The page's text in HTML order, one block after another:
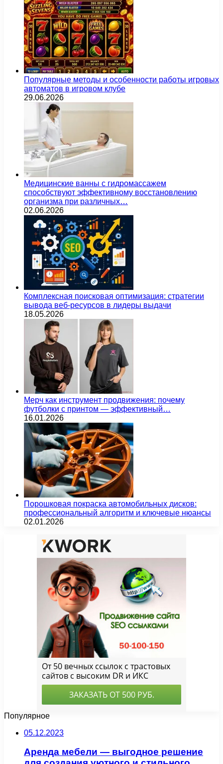
Популярные методы и особенности работы игровых
автоматов в игровом клубе
29.06.2026
Медицинские ванны с гидромассажем
способствуют эффективному восстановлению
организма при различных…
02.06.2026
Комплексная поисковая оптимизация: стратегии
вывода веб-ресурсов в лидеры выдачи
18.05.2026
Мерч как инструмент продвижения: почему
футболки с принтом — эффективный…
16.01.2026
Порошковая покраска автомобильных дисков:
профессиональный алгоритм и ключевые нюансы
02.01.2026
Популярное
05.12.2023
Аренда мебели — выгодное решение